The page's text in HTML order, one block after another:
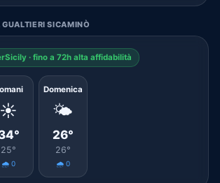
SICAMINÒ
· fino a 72h alta affidabilità
☀️
25°
🌧️ 0
Domenica
🌤️
26°
26°
🌧️ 0